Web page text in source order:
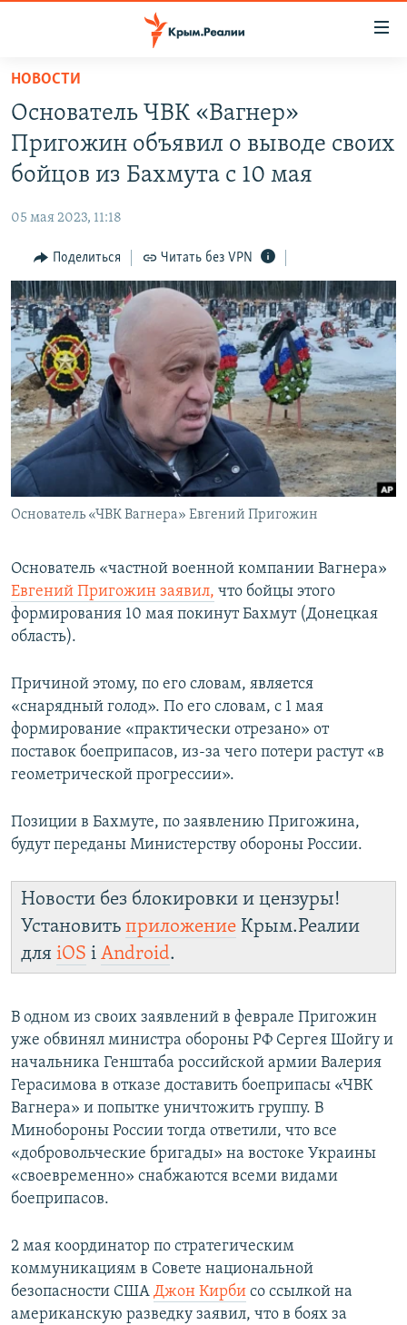
Вернуться
основному
содержанию
Вернутся
главной
Вернутся
поиску
ГРУЗ 200
11 ЛЕТ ОККУПАЦИИ КРЫМА. 11 ИСТОРИЙ СОПРОТИВЛЕНИЯ
ВОДА
ЕЩЕ
ИНТЕРАКТИВ
ИНФОГРАФИКА
ТЕЛЕПРОЕКТ КРЫМ.РЕАЛИИ
СОВЕТЫ ПРАВОЗАЩИТНИКОВ
ПРОПАВШИЕ БЕЗ ВЕСТИ
ПОБЕДИТЕЛЕЙ НЕ СУДЯТ?
КРЫМ.НЕПОКОРЕННЫЙ
ELIFBE
УКРАИНСКАЯ ПРОБЛЕМА КРЫМА
РАДІО СВОБОДА
КАК ОБОЙТИ БЛОКИРОВКУ
Українською
Qırımtatar
ПРИСОЕДИНЯЙТЕСЬ!
НОВОСТИ
Основатель ЧВК «Вагнер»
Пригожин объявил о выводе своих
бойцов из Бахмута с 10 мая
05 мая 2023, 11:18
Поделиться Читать без VPN
Основатель «ЧВК Вагнера» Евгений Пригожин
Основатель «частной военной компании Вагнера»
Евгений Пригожин заявил, что бойцы этого
формирования 10 мая покинут Бахмут (Донецкая
область).
Причиной этому, по его словам, является
«снарядный голод». По его словам, с 1 мая
формирование «практически отрезано» от
поставок боеприпасов, из-за чего потери растут «в
геометрической прогрессии».
Позиции в Бахмуте, по заявлению Пригожина,
будут переданы Министерству обороны России.
Новости без блокировки и цензуры!
Установить приложение Крым.Реалии
для iOS і Android.
В одном из своих заявлений в феврале Пригожин
уже обвинял министра обороны РФ Сергея Шойгу и
начальника Генштаба российской армии Валерия
Герасимова в отказе доставить боеприпасы «ЧВК
Вагнера» и попытке уничтожить группу. В
Минобороны России тогда ответили, что все
«добровольческие бригады» на востоке Украины
«своевременно» снабжаются всеми видами
боеприпасов.
2 мая координатор по стратегическим
коммуникациям в Совете национальной
безопасности США Джон Кирби со ссылкой на
американскую разведку заявил, что в боях за